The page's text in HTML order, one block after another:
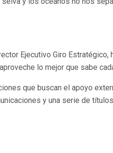
Ejecutivo Giro
lo mejor que sabe
que buscan el apoyo
y una serie de